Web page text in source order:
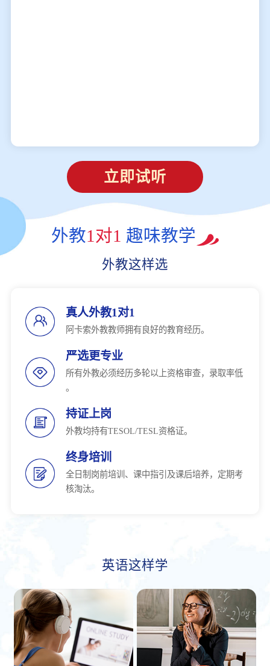
立即试听
外教1对1 趣味教学
外教这样选
真人外教1对1
阿卡索外教教师拥有良好的教育经历。
严选更专业
所有外教必须经历多轮以上资格审查，录取率低
。
持证上岗
外教均持有TESOL/TESL资格证。
终身培训
全日制岗前培训、课中指引及课后培养，定期考
核淘汰。
英语这样学